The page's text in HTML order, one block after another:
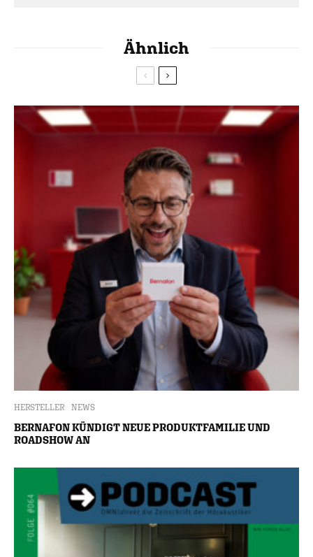
Ähnlich
HERSTELLER NEWS
BERNAFON KÜNDIGT NEUE PRODUKTFAMILIE UND
ROADSHOW AN